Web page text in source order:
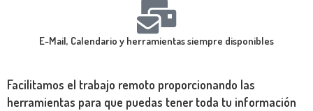
E-Mail, Calendario y herramientas siempre disponibles
Facilitamos el trabajo remoto proporcionando las
herramientas para que puedas tener toda tu información